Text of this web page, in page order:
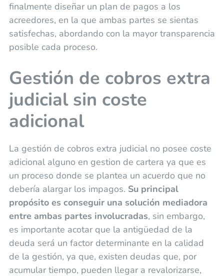
finalmente diseñar un plan de pagos a los
acreedores, en la que ambas partes se sientas
satisfechas, abordando con la mayor transparencia
posible cada proceso.
Gestión de cobros extra
judicial sin coste
adicional
La gestión de cobros extra judicial no posee coste
adicional alguno en gestion de cartera ya que es
un proceso donde se plantea un acuerdo que no
debería alargar los impagos. Su principal
propósito es conseguir una solución mediadora
entre ambas partes involucradas, sin embargo,
es importante acotar que la antigüedad de la
deuda será un factor determinante en la calidad
de la gestión, ya que, existen deudas que, por
acumular tiempo, pueden llegar a revalorizarse,